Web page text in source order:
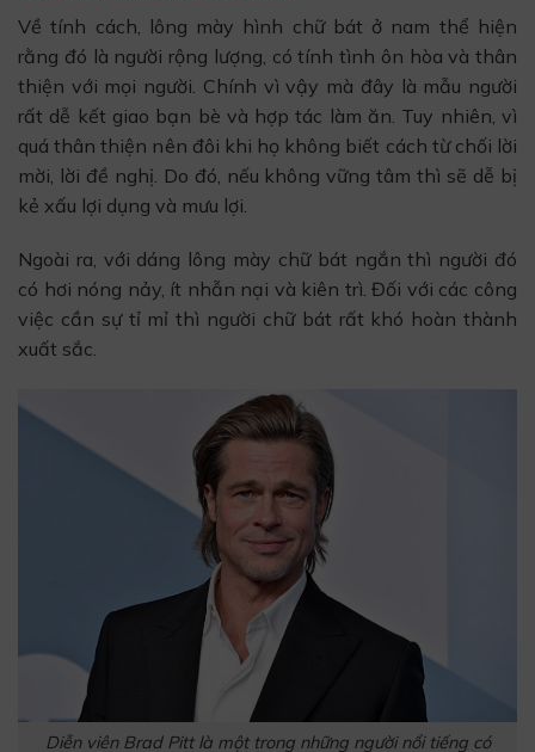
Về tính cách, lông mày hình chữ bát ở nam thể hiện
rằng đó là người rộng lượng, có tính tình ôn hòa và thân
thiện với mọi người. Chính vì vậy mà đây là mẫu người
rất dễ kết giao bạn bè và hợp tác làm ăn. Tuy nhiên, vì
quá thân thiện nên đôi khi họ không biết cách từ chối lời
mời, lời đề nghị. Do đó, nếu không vững tâm thì sẽ dễ bị
kẻ xấu lợi dụng và mưu lợi.
Ngoài ra, với dáng lông mày chữ bát ngắn thì người đó
có hơi nóng nảy, ít nhẫn nại và kiên trì. Đối với các công
việc cần sự tỉ mỉ thì người chữ bát rất khó hoàn thành
xuất sắc.
Diễn viên Brad Pitt là một trong những người nổi tiếng có